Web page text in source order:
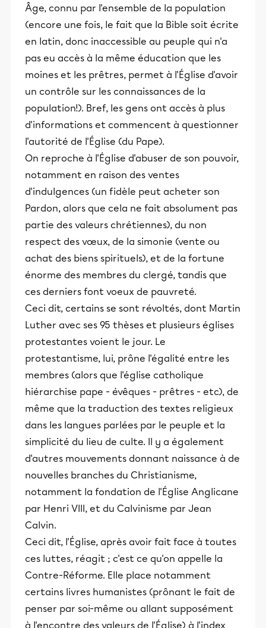
Âge, connu par l'ensemble de la population
(encore une fois, le fait que la Bible soit écrite
en latin, donc inaccessible au peuple qui n'a
pas eu accès à la même éducation que les
moines et les prêtres, permet à l'Église d'avoir
un contrôle sur les connaissances de la
population!). Bref, les gens ont accès à plus
d'informations et commencent à questionner
l'autorité de l'Église (du Pape).
On reproche à l'Église d'abuser de son pouvoir,
notamment en raison des ventes
d'indulgences (un fidèle peut acheter son
Pardon, alors que cela ne fait absolument pas
partie des valeurs chrétiennes), du non
respect des vœux, de la simonie (vente ou
achat des biens spirituels), et de la fortune
énorme des membres du clergé, tandis que
ces derniers font voeux de pauvreté.
Ceci dit, certains se sont révoltés, dont Martin
Luther avec ses 95 thèses et plusieurs églises
protestantes voient le jour. Le
protestantisme, lui, prône l'égalité entre les
membres (alors que l'église catholique
hiérarchise pape - évêques - prêtres - etc), de
même que la traduction des textes religieux
dans les langues parlées par le peuple et la
simplicité du lieu de culte. Il y a également
d'autres mouvements donnant naissance à de
nouvelles branches du Christianisme,
notamment la fondation de l'Église Anglicane
par Henri VIII, et du Calvinisme par Jean
Calvin.
Ceci dit, l'Église, après avoir fait face à toutes
ces luttes, réagit ; c'est ce qu'on appelle la
Contre-Réforme. Elle place notamment
certains livres humanistes (prônant le fait de
penser par soi-même ou allant supposément
à l'encontre des valeurs de l'Église) à l'index